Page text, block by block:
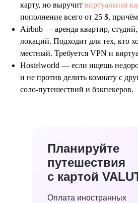
карту, но выручит виртуальная
пополнение всего от 25 $,
Airbnb — аренда квартир,
локаций. Подходит для тех, кто
местный. Требуется VPN и
Hostelworld — если ищешь
и не против делить комнату с
соло-путешествий и бэкпекеров.
Планируйте
путешествия
с картой
Оплата иностранных